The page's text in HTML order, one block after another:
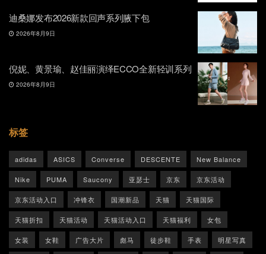
迪桑娜发布2026新款回声系列腋下包
2026年8月9日
倪妮、黄景瑜、赵佳丽演绎ECCO全新轻训系列
2026年8月9日
标签
adidas ASICS Converse DESCENTE New Balance
Nike PUMA Saucony 亚瑟士 京东 京东活动
京东活动入口 冲锋衣 国潮新品 天猫 天猫国际
天猫折扣 天猫活动 天猫活动入口 天猫福利 女包
女装 女鞋 广告大片 彪马 徒步鞋 手表 明星写真